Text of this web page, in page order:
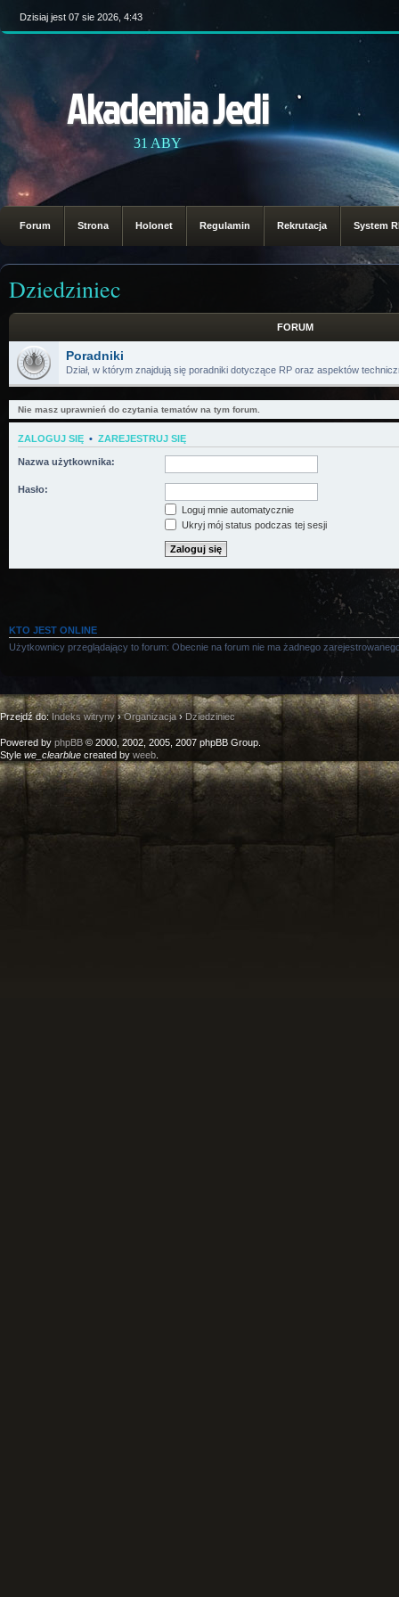
Dzisiaj jest 07 sie 2026, 4:43
Akademia Jedi
31 ABY
Forum Strona Holonet Regulamin Rekrutacja System
Dziedziniec
FORUM
Poradniki
Dział, w którym znajdują się poradniki dotyczące RP oraz aspektów
Nie masz uprawnień do czytania tematów na tym forum.
ZALOGUJ SIĘ • ZAREJESTRUJ SIĘ
Nazwa użytkownika:
Hasło:
Loguj mnie automatycznie
Ukryj mój status podczas tej sesji
KTO JEST ONLINE
Użytkownicy przeglądający to forum: Obecnie na forum nie ma żadnego
Przejdź do:Indeks witryny›Organizacja›Dziedziniec
Powered by phpBB © 2000, 2002, 2005, 2007 phpBB Group.
Style we_clearblue created by weeb